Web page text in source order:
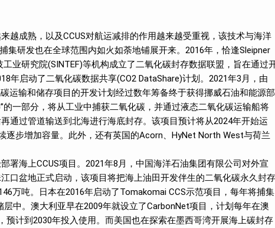
越成熟，以及CCUS对航运减排的作用越来越受重视，该技术与海洋
集研发也在全球范围内如火如荼地铺展开来。2016年，恰逢Sleipner
业研究院(SINTEF)等机构成立了二氧化碳封存数据联盟，旨在通过
年启动了二氧化碳数据共享(CO2 DataShare)计划。2021年3月，由
运输和储存项目的开发计划经过数年筹备终于获得挪威石油和能源部
的一部分，将从工业中捕获二氧化碳，并通过液态二氧化碳运输船将
通过管道输送到北海进行海底封存。该项目预计将从2024年开始运
逐步增加容量。此外，还有英国的Acorn、HyNet North West与荷兰
署海上CCUS项目。2021年8月，中国海洋石油集团有限公司对外宣
口盆地正式启动，该项目将把海上油田开发伴生的二氧化碳永久封存
万吨。日本在2016年启动了Tomakomai CCS示范项目，每年将捕集
中。澳大利亚早在2009年就设立了CarbonNet项目，计划每年在澳
预计到2030年投入使用。而美国也在探索在墨西哥湾开展海上碳封存